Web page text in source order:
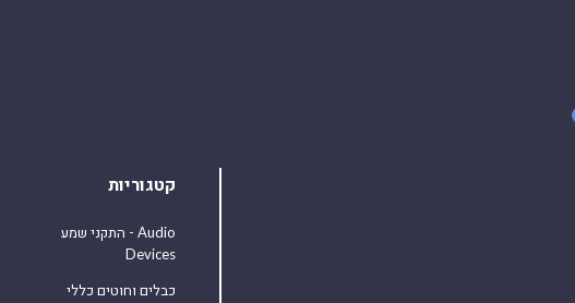
קטגוריות
התקני שמע - Audio
Devices
כבלים וחוטים כללי